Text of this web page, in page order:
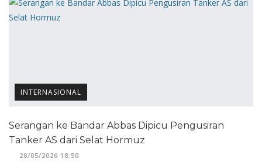
INTERNASIONAL
Serangan ke Bandar Abbas Dipicu Pengusiran
Tanker AS dari Selat Hormuz
28/05/2026 18:50